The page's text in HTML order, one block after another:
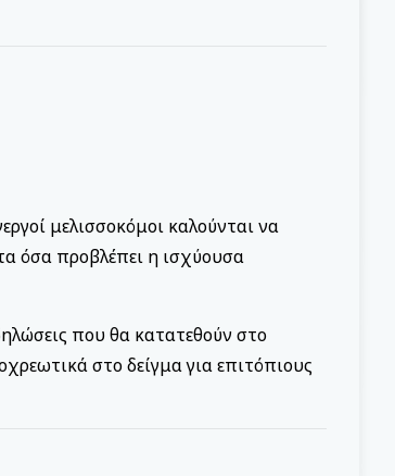
μελισσοκόμοι καλούνται να
όσα προβλέπει η ισχύουσα
που θα κατατεθούν στο
στο δείγμα για επιτόπιους